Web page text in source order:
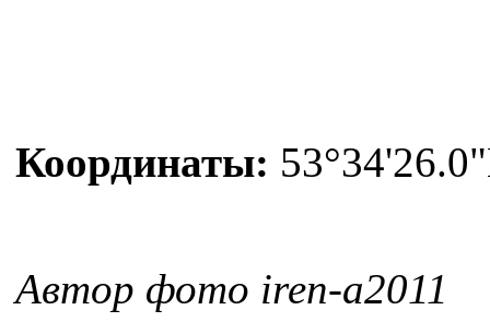
Координаты:
Автор фото iren-a2011